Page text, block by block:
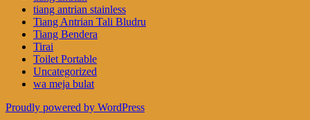
tiang antrian stainless
Tiang Antrian Tali Bludru
Tiang Bendera
Tirai
Toilet Portable
Uncategorized
wa meja bulat
Proudly powered by WordPress